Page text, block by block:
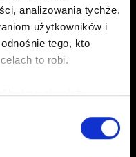
analizowania tychże,
użytkowników i
tego, kto
to robi.
również:
nawet do kilku metrów
np. zrzut ekranu.